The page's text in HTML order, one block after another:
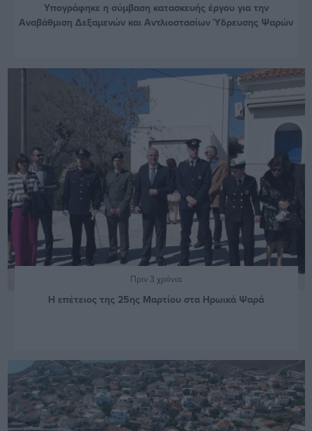
Υπογράφηκε η σύμβαση κατασκευής έργου για την
Αναβάθμιση Δεξαμενών και Αντλιοστασίων Ύδρευσης Ψαρών
Πριν 3 χρόνια
Η επέτειος της 25ης Μαρτίου στα Ηρωικά Ψαρά